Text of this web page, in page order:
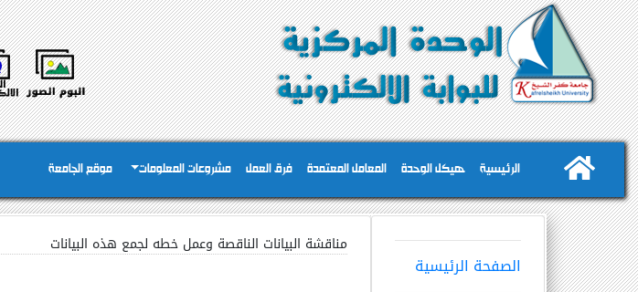
الرئيسية هيكل الوحدة المعامل المعتمدة فرق العمل مشروعات المعلومات موقع الجامعة
الصفحة الرئيسية
مناقشة البيانات الناقصة وعمل خطه لجمع هذه البيانات